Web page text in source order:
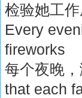
检验她工
Every
fireworks
每个夜晚
that each